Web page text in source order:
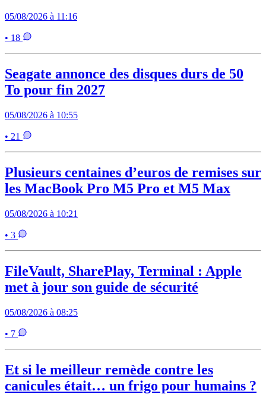
05/08/2026 à 11:16
• 18
Seagate annonce des disques durs de 50
To pour fin 2027
05/08/2026 à 10:55
• 21
Plusieurs centaines d’euros de remises sur
les MacBook Pro M5 Pro et M5 Max
05/08/2026 à 10:21
• 3
FileVault, SharePlay, Terminal : Apple
met à jour son guide de sécurité
05/08/2026 à 08:25
• 7
Et si le meilleur remède contre les
canicules était… un frigo pour humains ?